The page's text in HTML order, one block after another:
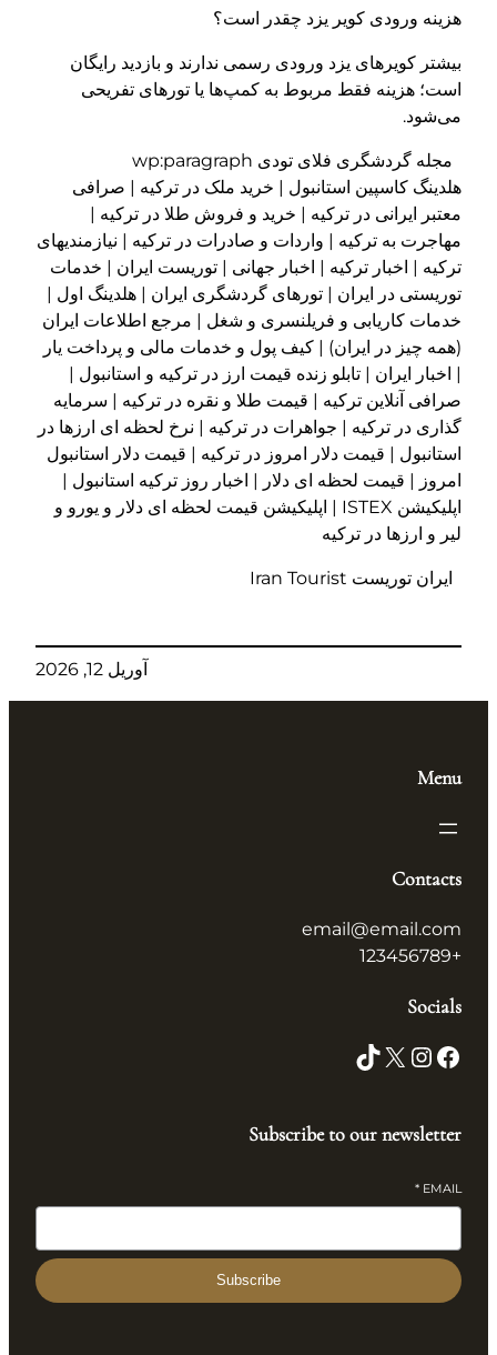
هزینه ورودی کویر یزد چقدر است؟
بیشتر کویرهای یزد ورودی رسمی ندارند و بازدید رایگان
است؛ هزینه فقط مربوط به کمپ‌ها یا تورهای تفریحی
می‌شود.
مجله گردشگری فلای تودی wp:paragraph
هلدینگ کاسپین استانبول | خرید ملک در ترکیه | صرافی
معتبر ایرانی در ترکیه | خرید و فروش طلا در ترکیه |
مهاجرت به ترکیه | واردات و صادرات در ترکیه | نیازمندیهای
ترکیه | اخبار ترکیه | اخبار جهانی | توریست ایران | خدمات
توریستی در ایران | تورهای گردشگری ایران | هلدینگ اول |
خدمات کاریابی و فریلنسری و شغل | مرجع اطلاعات ایران
(همه چیز در ایران) | کیف پول و خدمات مالی و پرداخت یار
| اخبار ایران | تابلو زنده قیمت ارز در ترکیه و استانبول |
صرافی آنلاین ترکیه | قیمت طلا و نقره در ترکیه | سرمایه
گذاری در ترکیه | جواهرات در ترکیه | نرخ لحظه ای ارزها در
استانبول | قیمت دلار امروز در ترکیه | قیمت دلار استانبول
امروز | قیمت لحظه ای دلار | اخبار روز ترکیه استانبول |
اپلیکیشن ISTEX | اپلیکیشن قیمت لحظه ای دلار و یورو و
لیر و ارزها در ترکیه
ایران توریست Iran Tourist
آوریل 12, 2026
Menu
Contacts
email@email.com
+123456789
Socials
Facebook
Instagram
X
TikTok
Subscribe to our newsletter
EMAIL
*
Subscribe